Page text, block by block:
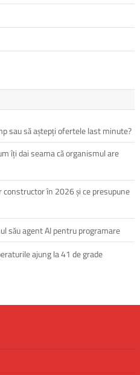
sau să aștepți ofertele last minute?
îți dai seama că organismul are
în 2026 și ce presupune
său agent AI pentru programare
ajung la 41 de grade